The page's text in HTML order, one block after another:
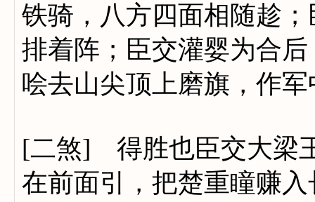
铁骑，八方四面相随趁
排着阵；臣交灌婴为合
哙去山尖顶上磨旗，作
[二煞] 得胜也臣交大梁
在前面引，把楚重瞳赚